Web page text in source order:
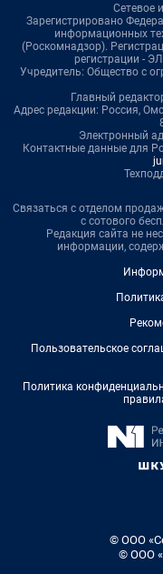
Сетевое
Зарегистрировано
информационных
(Роскомнадзор).
регистрации -
Учредитель: Общество с
Главный
Адрес редакции: Россия,
Электронный
Контактные данные для
Связаться с отделом
с сотового
Редакция сайта не
информации,
Пользовательское
Политика
© ООО
© ООО